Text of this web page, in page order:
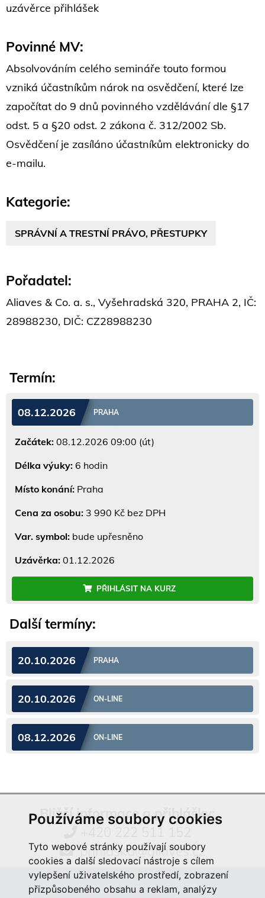
Používáme soubory cookies
Tyto webové stránky používají soubory
cookies a další sledovací nástroje s cílem
vylepšení uživatelského prostředí, zobrazení
přizpůsobeného obsahu a reklam, analýzy
uzávěrce přihlášek
Povinné MV:
Absolvováním celého semináře touto formou
vzniká účastníkům nárok na osvědčení, které lze
započítat do 9 dnů povinného vzdělávání dle §17
odst. 5 a §20 odst. 2 zákona č. 312/2002 Sb.
Osvědčení je zasíláno účastníkům elektronicky do
e-mailu.
Kategorie:
SPRÁVNÍ A TRESTNÍ PRÁVO, PŘESTUPKY
Pořadatel:
Aliaves & Co. a. s., Vyšehradská 320, PRAHA 2, IČ:
28988230, DIČ: CZ28988230
Termín:
08.12.2026 PRAHA
Začátek: 08.12.2026 09:00 (út)
Délka výuky: 6 hodin
Místo konání: Praha
Cena za osobu: 3 990 Kč bez DPH
Var. symbol: bude upřesněno
Uzávěrka: 01.12.2026
PŘIHLÁSIT NA KURZ
Další termíny:
20.10.2026 PRAHA
20.10.2026 ON-LINE
08.12.2026 ON-LINE
Bližší informace a přihlášky:
+420 222 511 152
prihlaska@aliaves.cz